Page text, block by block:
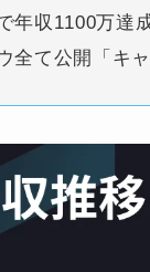
年収1100万達
全て公開「キ